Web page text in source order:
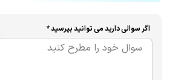
اگر سوالی دارید می توانید بپرسید *